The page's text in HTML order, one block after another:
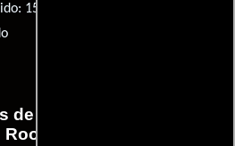
15
de la película Connecting
Rooms